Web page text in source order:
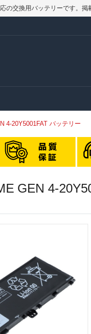
交換用バッテリーです。
4-20Y5001FAT バッテリー
GEN 4-